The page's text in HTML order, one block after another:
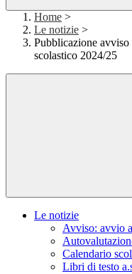
Home >
Le notizie >
Pubblicazione
scolastico 2024/25
Le notizie
Avviso: avvio
Calendario
Libri di testo